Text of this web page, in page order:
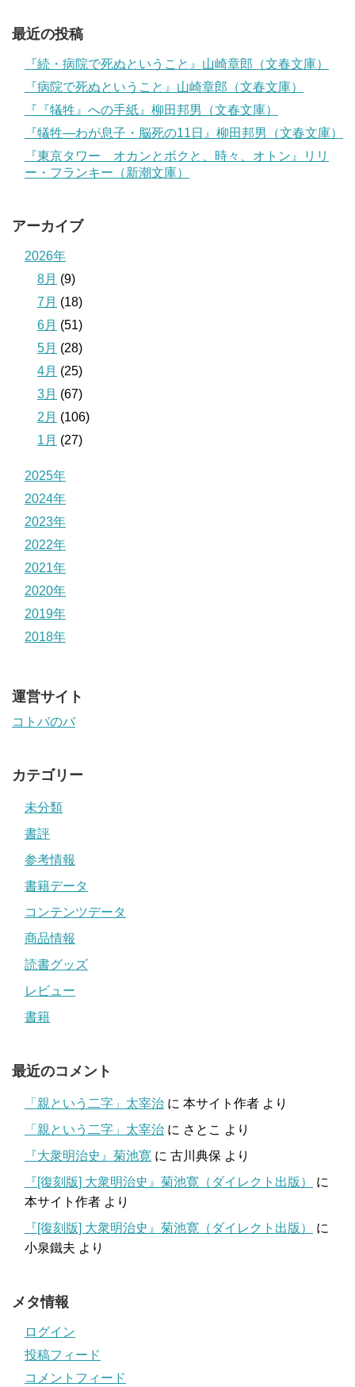
最近の投稿
『続・病院で死ぬということ』山崎章郎（文春文庫）
『病院で死ぬということ』山崎章郎（文春文庫）
『『犠牲』への手紙』柳田邦男（文春文庫）
『犠牲―わが息子・脳死の11日』柳田邦男（文春文庫）
『東京タワー オカンとボクと、時々、オトン』リリ
ー・フランキー（新潮文庫）
アーカイブ
2026年
8月 (9)
7月 (18)
6月 (51)
5月 (28)
4月 (25)
3月 (67)
2月 (106)
1月 (27)
2025年
2024年
2023年
2022年
2021年
2020年
2019年
2018年
運営サイト
コトバのバ
カテゴリー
未分類
書評
参考情報
書籍データ
コンテンツデータ
商品情報
読書グッズ
レビュー
書籍
最近のコメント
「親という二字」太宰治 に 本サイト作者 より
「親という二字」太宰治 に さとこ より
『大衆明治史』菊池寛 に 古川典保 より
『[復刻版] 大衆明治史』菊池寛（ダイレクト出版）
に
本サイト作者 より
『[復刻版] 大衆明治史』菊池寛（ダイレクト出版）
に
小泉鐵夫 より
メタ情報
ログイン
投稿フィード
コメントフィード